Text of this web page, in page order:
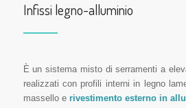
Infissi legno-alluminio
È un sistema misto di serramenti a
realizzati con profili interni in legno
massello e rivestimento esterno in